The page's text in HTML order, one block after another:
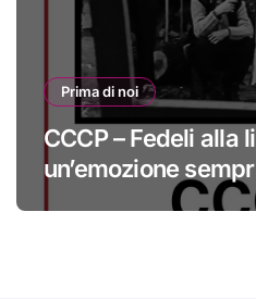
Prima di noi
CCCP – Fedeli alla
un’emozione
#primadinoi